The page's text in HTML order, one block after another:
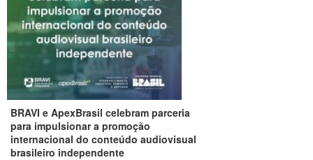
BRAVI e ApexBrasil celebram parceria
para impulsionar a promoção
internacional do conteúdo audiovisual
brasileiro independente